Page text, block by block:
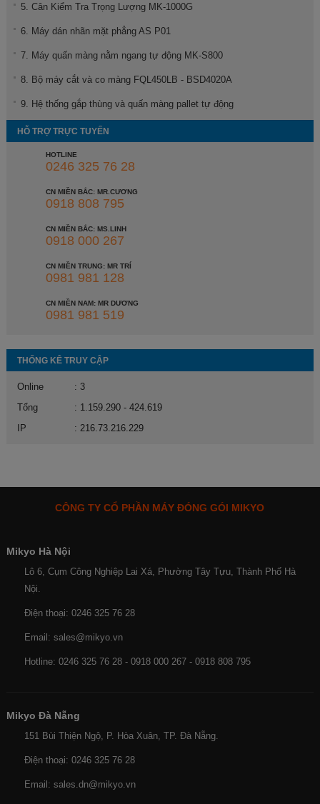
5. Cân Kiểm Tra Trọng Lượng MK-1000G
6. Máy dán nhãn mặt phẳng AS P01
7. Máy quấn màng nằm ngang tự động MK-S800
8. Bộ máy cắt và co màng FQL450LB - BSD4020A
9. Hệ thống gắp thùng và quấn màng pallet tự động
HỖ TRỢ TRỰC TUYẾN
HOTLINE
0246 325 76 28
CN MIỀN BẮC: MR.CƯƠNG
0918 808 795
CN MIỀN BẮC: MS.LINH
0918 000 267
CN MIỀN TRUNG: MR TRÍ
0981 981 128
CN MIỀN NAM: MR DƯƠNG
0981 981 519
THỐNG KÊ TRUY CẬP
Online
: 3
Tổng
: 1.159.290 - 424.619
IP
: 216.73.216.229
CÔNG TY CỔ PHẦN MÁY ĐÓNG GÓI MIKYO
Mikyo Hà Nội
Lô 6, Cụm Công Nghiệp Lai Xá, Phường Tây Tựu, Thành Phố Hà
Nội.
Điện thoại: 0246 325 76 28
Email: sales@mikyo.vn
Hotline: 0246 325 76 28 - 0918 000 267 - 0918 808 795
Mikyo Đà Nẵng
151 Bùi Thiện Ngộ, P. Hòa Xuân, TP. Đà Nẵng.
Điện thoại: 0246 325 76 28
Email: sales.dn@mikyo.vn